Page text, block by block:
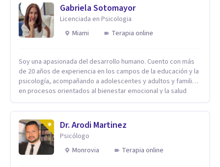
Gabriela Sotomayor
Licenciada en Psicologia
Miami
Terapia online
Soy una apasionada del desarrollo humano. Cuento con más
de 20 años de experiencia en los campos de la educación y la
psicología, acompañando a adolescentes y adultos y familias
en procesos orientados al bienestar emocional y la salud
sentido. Considero que esto es posible cuando
desarrollamos una mayor conciencia de nuestro mundo
interior y de la manera en que nuestras experiencias influyen
en nuestra forma de sentir, pensar y relacionarnos. Mi misión
Dr. Arodi Martinez
Psicólogo
Monrovia
Terapia online